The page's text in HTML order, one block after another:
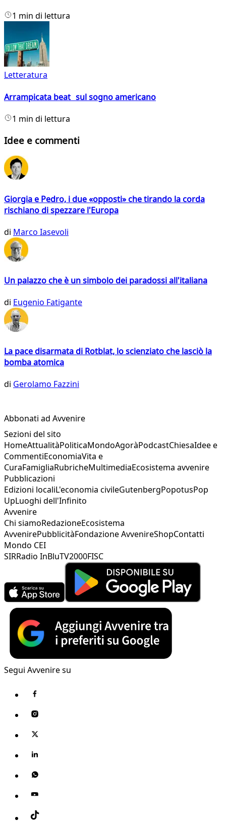
1 min di lettura
Letteratura
Arrampicata beat sul sogno americano
1 min di lettura
Idee e commenti
Giorgia e Pedro, i due «opposti» che tirando la corda
rischiano di spezzare l'Europa
di Marco Iasevoli
Un palazzo che è un simbolo dei paradossi all'italiana
di Eugenio Fatigante
La pace disarmata di Rotblat, lo scienziato che lasciò la
bomba atomica
di Gerolamo Fazzini
Abbonati ad Avvenire
Sezioni del sito
HomeAttualitàPoliticaMondoAgoràPodcastChiesaIdee e
CommentiEconomiaVita e
CuraFamigliaRubricheMultimediaEcosistema avvenire
Pubblicazioni
Edizioni localiL'economia civileGutenbergPopotusPop
UpLuoghi dell'Infinito
Avvenire
Chi siamoRedazioneEcosistema
AvvenirePubblicitàFondazione AvvenireShopContatti
Mondo CEI
SIRRadio InBluTV2000FISC
Segui Avvenire su